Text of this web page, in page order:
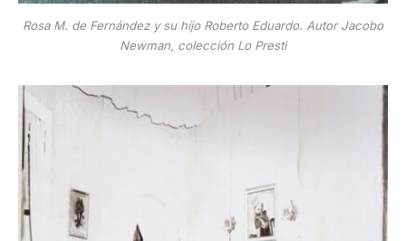
Rosa M. de Fernández y su hijo Roberto Eduardo. Autor Jacobo
Newman, colección Lo Presti